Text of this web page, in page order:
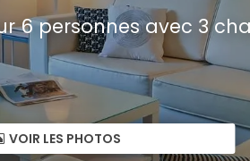
6 personnes avec 3
VOIR LES PHOTOS